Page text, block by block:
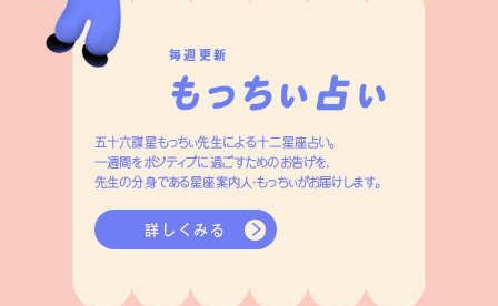
毎週更新
五十六謀星もっちぃ先生による十二星座占い。
一週間をポジティブに過ごすためのお告げを、
先生の分身である星座案内人・もっちぃがお届けします。
詳しくみる